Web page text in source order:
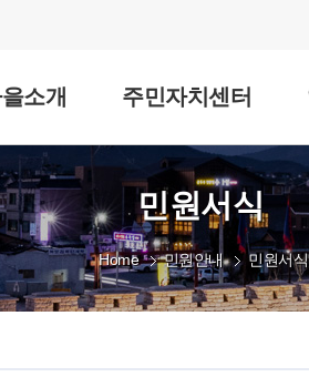
소개 주민자치센터
민원서식
Home 민원안내 민원서식